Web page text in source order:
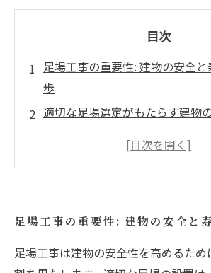
目次
足場工事の重要性: 建物の安全
歩
適切な足場選定がもたらす建物
実践例から学ぶ! 安全な足場工事
への道
足場工事の未来: テクノロジー
足場工事の重要性: 建物の安全と
足場工事は建物の安全性を高めるた